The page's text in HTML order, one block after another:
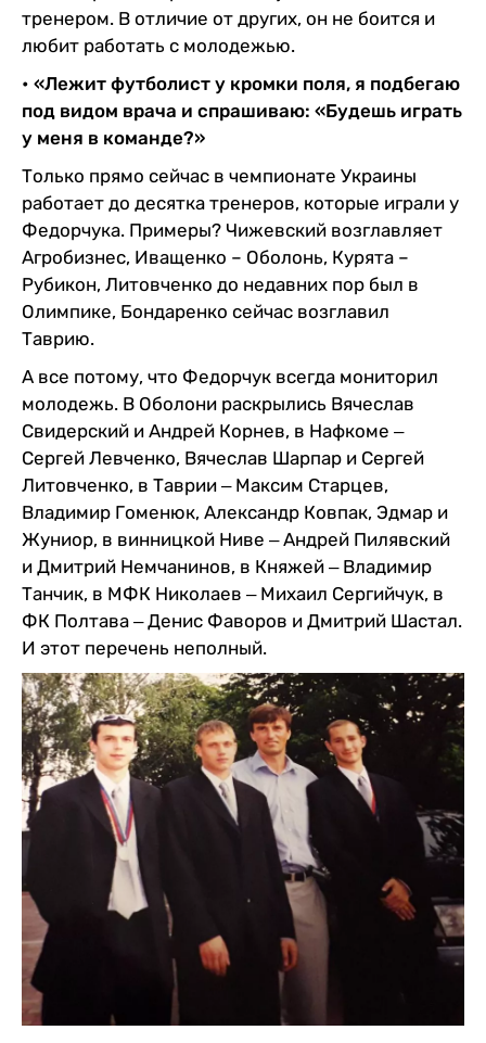
тренером. В отличие от других, он не боится и
любит работать с молодежью.
• «Лежит футболист у кромки поля, я подбегаю
под видом врача и спрашиваю: «Будешь играть
у меня в команде?»
Только прямо сейчас в чемпионате Украины
работает до десятка тренеров, которые играли у
Федорчука. Примеры? Чижевский возглавляет
Агробизнес, Иващенко – Оболонь, Курята –
Рубикон, Литовченко до недавних пор был в
Олимпике, Бондаренко сейчас возглавил
Таврию.
А все потому, что Федорчук всегда мониторил
молодежь. В Оболони раскрылись Вячеслав
Свидерский и Андрей Корнев, в Нафкоме ‒
Сергей Левченко, Вячеслав Шарпар и Сергей
Литовченко, в Таврии ‒ Максим Старцев,
Владимир Гоменюк, Александр Ковпак, Эдмар и
Жуниор, в винницкой Ниве ‒ Андрей Пилявский
и Дмитрий Немчанинов, в Княжей ‒ Владимир
Танчик, в МФК Николаев ‒ Михаил Сергийчук, в
ФК Полтава ‒ Денис Фаворов и Дмитрий Шастал.
И этот перечень неполный.